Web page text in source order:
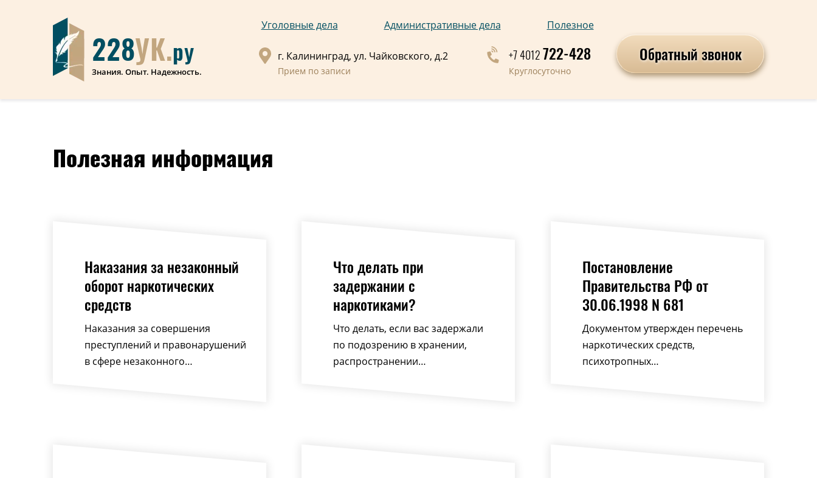
228УК.ру
Знания. Опыт. Надежность.
Уголовные дела Административные дела Полезное
г. Калининград, ул. Чайковского, д.2
Прием по записи
+7 4012722-428
Круглосуточно
Обратный звонок
Полезная информация
Наказания за незаконный
оборот наркотических
средств
Наказания за совершения
преступлений и правонарушений
в сфере незаконного…
Что делать при
задержании с
наркотиками?
Что делать, если вас задержали
по подозрению в хранении,
распространении…
Постановление
Правительства РФ от
30.06.1998 N 681
Документом утвержден перечень
наркотических средств,
психотропных…